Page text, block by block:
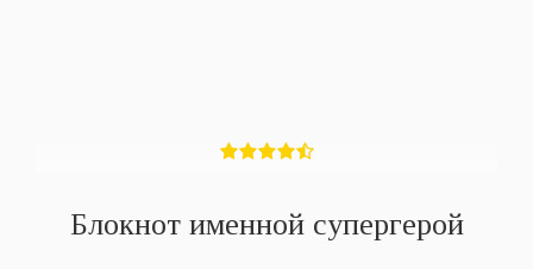
Блокнот именной супергерой